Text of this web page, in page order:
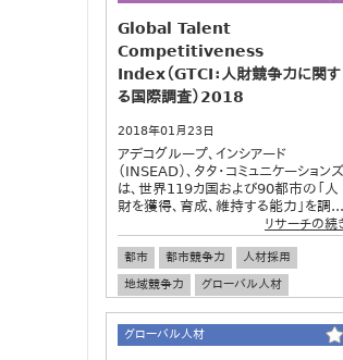
Global Talent
Competitiveness
Index（GTCI：人財競争力に関す
る国際調査）2018
2018年01月23日
アデコグループ、インシアード
（INSEAD）、タタ・コミュニケーションズ
は、世界119カ国および90都市の「人
財を獲得、育成、維持する能力」を調...
リサーチの続
都市 都市競争力
人材採用
地域競争力
グローバル人材
ダイバーシティ
グローバル人材